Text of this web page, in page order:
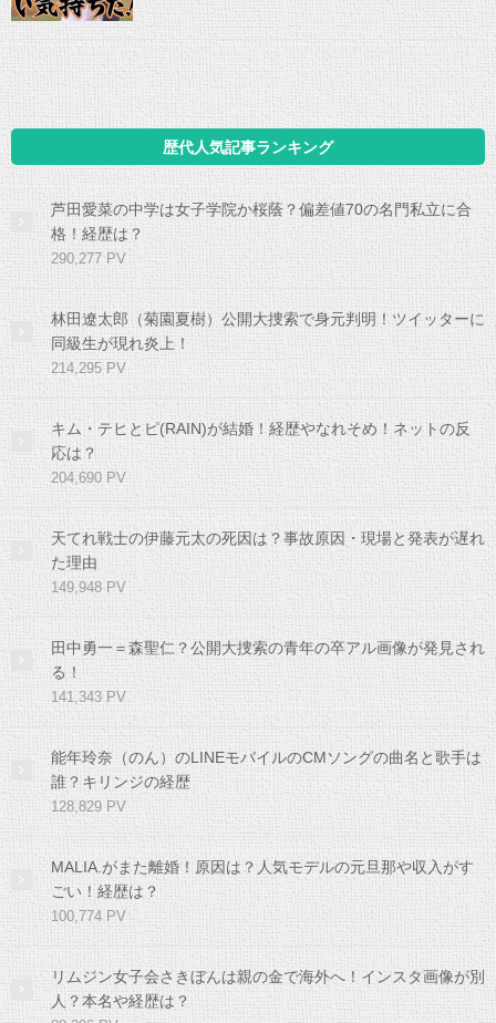
歴代人気記事ランキング
芦田愛菜の中学は女子学院か桜蔭？偏差値70の名門私立に合
格！経歴は？
290,277 PV
林田遼太郎（菊園夏樹）公開大捜索で身元判明！ツイッターに
同級生が現れ炎上！
214,295 PV
キム・テヒとピ(RAIN)が結婚！経歴やなれそめ！ネットの反
応は？
204,690 PV
天てれ戦士の伊藤元太の死因は？事故原因・現場と発表が遅れ
た理由
149,948 PV
田中勇一＝森聖仁？公開大捜索の青年の卒アル画像が発見され
る！
141,343 PV
能年玲奈（のん）のLINEモバイルのCMソングの曲名と歌手は
誰？キリンジの経歴
128,829 PV
MALIA.がまた離婚！原因は？人気モデルの元旦那や収入がす
ごい！経歴は？
100,774 PV
リムジン女子会さきぼんは親の金で海外へ！インスタ画像が別
人？本名や経歴は？